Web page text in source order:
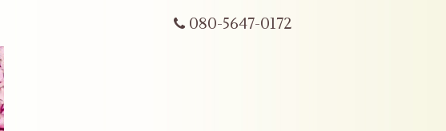
080-5647-0172